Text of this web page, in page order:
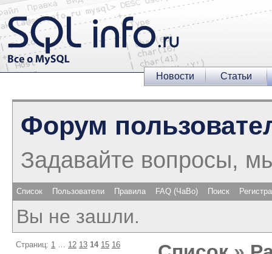
Новости Статьи
Форум
Задавайте вопросы,
Список Пользователи Правила FAQ (ЧаВо) Поиск
Вы не зашли.
Страниц: 1 12 13 14 15 16